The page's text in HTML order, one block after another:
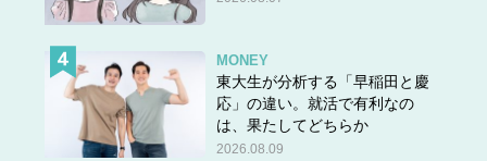
MONEY
東大生が分析する「早稲田と慶
応」の違い。就活で有利なの
は、果たしてどちらか
2026.08.09